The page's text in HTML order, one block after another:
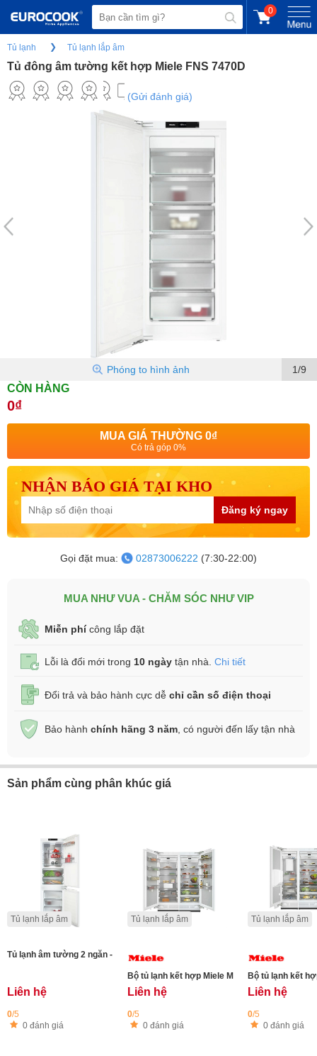
0
Tủ lạnh Tủ lạnh lắp âm
Tủ đông âm tường kết hợp Miele FNS 7470D
(Gửi đánh giá)
1/9
Phóng to hình ảnh
CÒN HÀNG
0₫
MUA GIÁ THƯỜNG 0₫
Có trả góp 0%
NHẬN BÁO GIÁ TẠI KHO
Đăng ký ngay
Gọi đặt mua: 02873006222 (7:30-22:00)
MUA NHƯ VUA - CHĂM SÓC NHƯ VIP
Miễn phícông lắp đặt
Lỗi là đổi mới trong 10 ngày tận nhà. Chi tiết
Đổi trả và bảo hành cực dễ chỉ cần số điện thoại
Bảo hành chính hãng 3 năm , có người đến lấy tận nhà
Sản phẩm cùng phân khúc giá
Tủ lạnh lắp âm
Tủ lạnh âm tường 2 ngăn - ngăn đá dưới Miele KFN 7744C 125 Gala
Liên hệ
0/5
0 đánh giá
Tủ lạnh lắp âm
Liên hệ
0/5
0 đánh giá
Tủ lạnh lắp âm
Liên hệ
0/5
0 đánh giá